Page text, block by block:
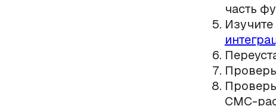
часть
СМС-